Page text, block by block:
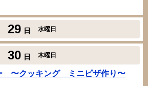
29 日 水曜日
30 日 木曜日
〜クッキング ミニピザ作り〜